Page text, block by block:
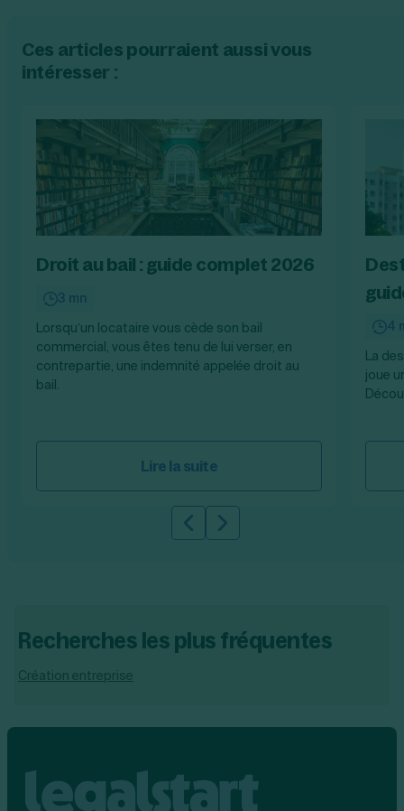
Ces articles pourraient aussi vous
intéresser :
Droit au bail : guide complet 2026
3 mn
Lorsqu’un locataire vous cède son bail
commercial, vous êtes tenu de lui verser, en
contrepartie, une indemnité appelée droit au
bail.
Lire la suite
4
La
joue
Slide précédente
Slide suivante
Recherches les plus fréquentes
Création entreprise